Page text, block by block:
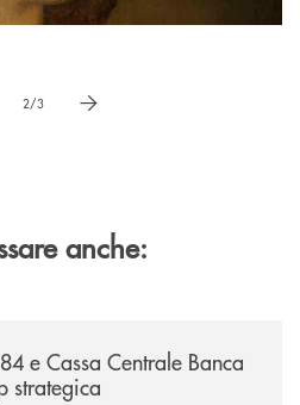
a immagne precedente
2/3 vai a immagine successiva
anche:
e Cassa Centrale Banca
strategica